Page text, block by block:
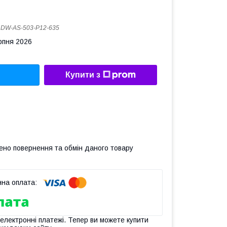
DW-AS-503-P12-635
2026
Купити з
повернення та обмін даного товару
платежі. Тепер ви можете купити